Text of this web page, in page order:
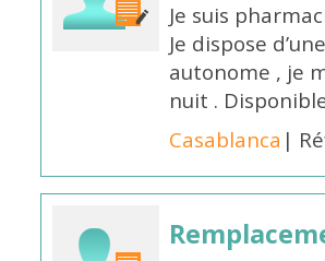
Je suis
Je dispose
autonome , je
nuit .
Casablanca |